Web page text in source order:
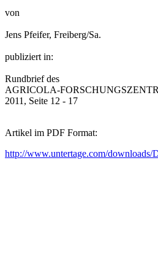
von
Jens Pfeifer, Freiberg/Sa.
publiziert in:
Rundbrief des
AGRICOLA-
2011, Seite 12 - 17
Artikel im PDF Format:
http://www.untertage.com/downloads/